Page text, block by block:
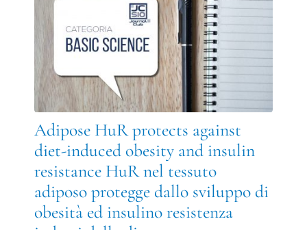
Adipose HuR protects against
diet-induced obesity and insulin
resistance HuR nel tessuto
adiposo protegge dallo sviluppo di
obesità ed insulino resistenza